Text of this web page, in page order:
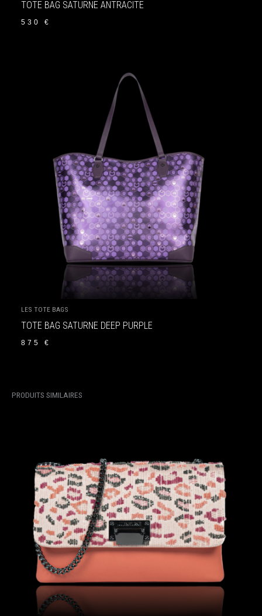
TOTE BAG SATURNE ANTRACITE
530€
LES TOTE BAGS
TOTE BAG SATURNE DEEP PURPLE
875€
PRODUITS SIMILAIRES